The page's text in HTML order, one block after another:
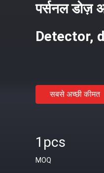
पर्सनल डोज़
Detector,
सबसे अच्छी कीमत
1pcs
MOQ